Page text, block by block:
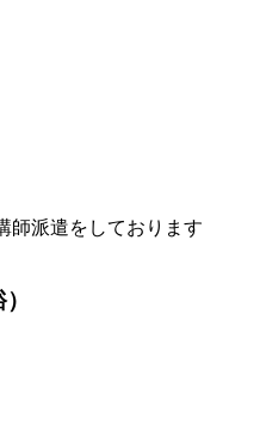
師派遣をしております